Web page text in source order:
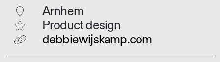
Arnhem
Product design
debbiewijskamp.com